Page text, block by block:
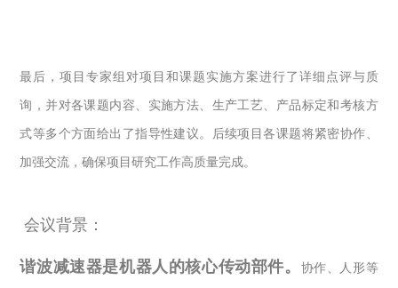
最后，项目专家组对项目和课题实施方案进行了详细点评与质
询，并对各课题内容、实施方法、生产工艺、产品标定和考核方
式等多个方面给出了指导性建议。后续项目各课题将紧密协作、
加强交流，确保项目研究工作高质量完成。
会议背景：
谐波减速器是机器人的核心传动部件。 协作、人形等